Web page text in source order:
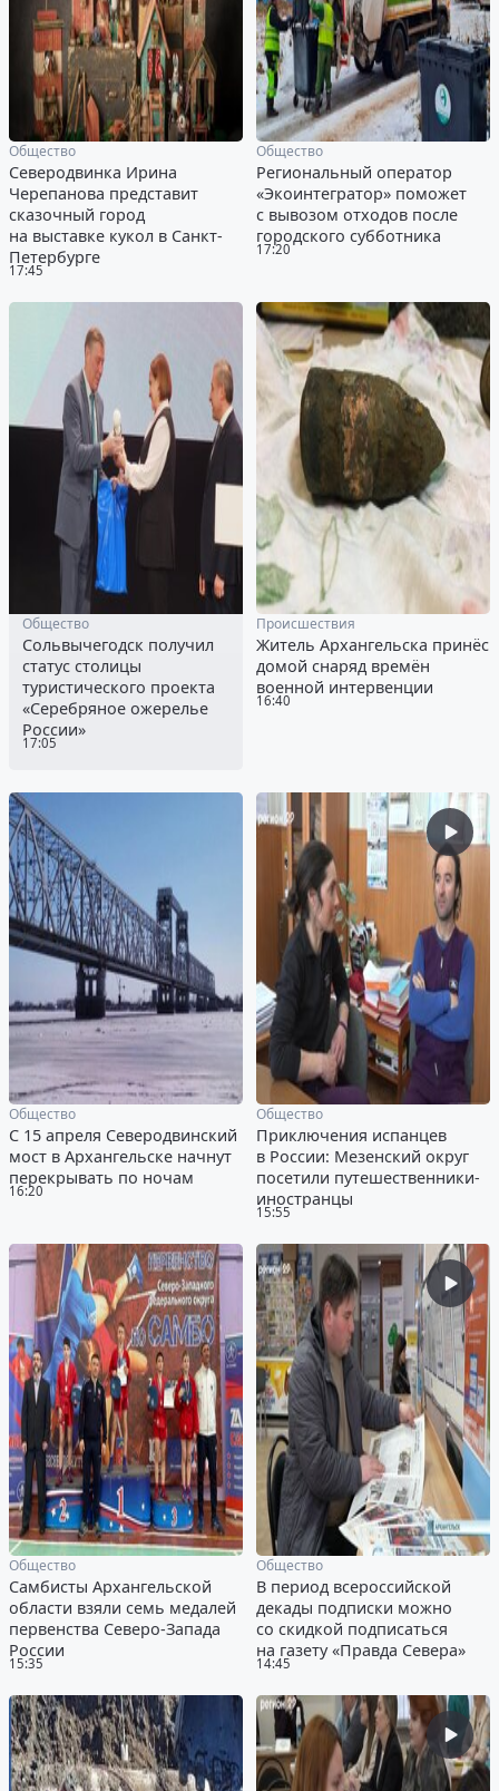
17:45
Общество
Северодвинка Ирина
Черепанова представит
сказочный город
на выставке кукол в Санкт-
Петербурге
17:20
Общество
Региональный оператор
«Экоинтегратор» поможет
с вывозом отходов после
городского субботника
17:05
Общество
Сольвычегодск получил
статус столицы
туристического проекта
«Серебряное ожерелье
России»
16:40
Происшествия
Житель Архангельска принёс
домой снаряд времён
военной интервенции
16:20
Общество
С 15 апреля Северодвинский
мост в Архангельске начнут
перекрывать по ночам
15:55
Общество
Приключения испанцев
в России: Мезенский округ
посетили путешественники-
иностранцы
15:35
Общество
Самбисты Архангельской
области взяли семь медалей
первенства Северо-Запада
России
14:45
Общество
В период всероссийской
декады подписки можно
со скидкой подписаться
на газету «Правда Севера»